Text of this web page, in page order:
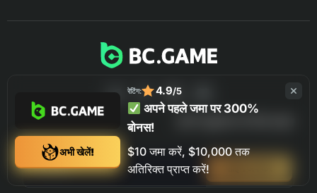
अभी खेलें!
रेटिंग: 4.9/5
अपने पहले जमा पर 300%
बोनस!
$10 जमा करें, $10,000 तक
अतिरिक्त प्राप्त करें!